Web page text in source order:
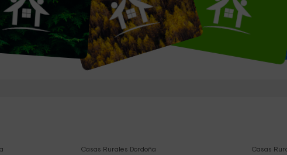
Casas Rurales Dordoña Casas